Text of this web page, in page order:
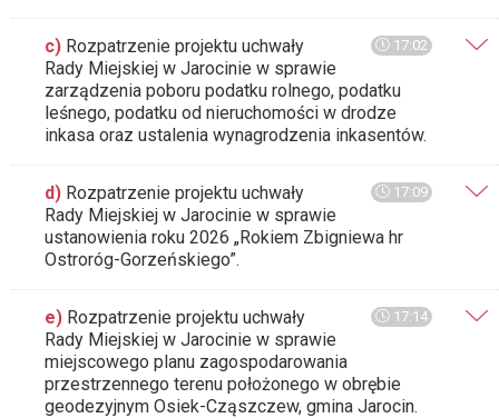
17:02
c) Rozpatrzenie projektu uchwały
Rady Miejskiej w Jarocinie w sprawie
zarządzenia poboru podatku rolnego, podatku
leśnego, podatku od nieruchomości w drodze
inkasa oraz ustalenia wynagrodzenia inkasentów.
17:09
d) Rozpatrzenie projektu uchwały
Rady Miejskiej w Jarocinie w sprawie
ustanowienia roku 2026 „Rokiem Zbigniewa hr
Ostroróg-Gorzeńskiego”.
17:14
e) Rozpatrzenie projektu uchwały
Rady Miejskiej w Jarocinie w sprawie
miejscowego planu zagospodarowania
przestrzennego terenu położonego w obrębie
geodezyjnym Osiek-Cząszczew, gmina Jarocin.